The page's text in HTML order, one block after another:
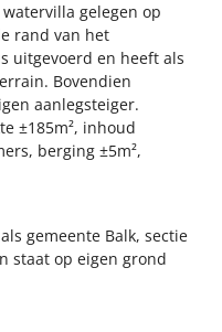
gelegen op
rand van het
uitgevoerd en heeft als
Bovendien
aanlegsteiger.
±185m², inhoud
berging ±5m²,
gemeente Balk, sectie
staat op eigen grond